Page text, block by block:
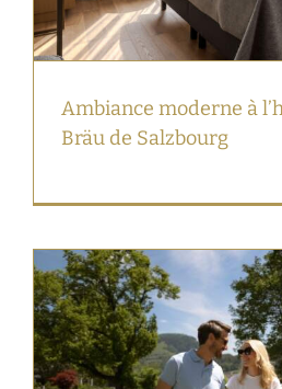
Ambiance moderne à
Bräu de Salzbourg